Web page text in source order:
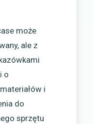
może
ale z
o
i
do
sprzętu